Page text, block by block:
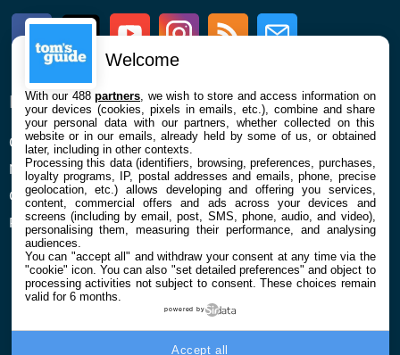
FacebookTwitter Youtube InstagramRSS Newsletter
ENTREPRISE
Qui sommes nous
Mentions légales et CGU
Confidentialité et Cookies
Préférences cookies
À PROPOS
La rédaction
Contact
Welcome
With our 488partners , we wish to store and access information on
your devices (cookies, pixels in emails, etc.), combine and share
your personal data with our partners, whether collected on this
website or in our emails, already held by some of us, or obtained
later, including in other contexts.
Processing this data (identifiers, browsing, preferences, purchases,
loyalty programs, IP, postal addresses and emails, phone, precise
geolocation, etc.) allows developing and offering you services,
content, commercial offers and ads across your devices and
screens (including by email, post, SMS, phone, audio, and video),
personalising them, measuring their performance, and analysing
audiences.
You can "accept all" and withdraw your consent at any time via the
"cookie" icon. You can also "set detailed preferences" and object to
processing activities not subject to consent. These choices remain
valid for 6 months.
powered by
Accept all